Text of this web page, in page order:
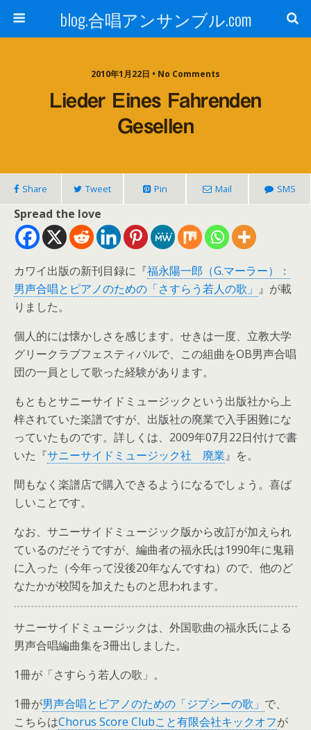
blog.合唱アンサンブル.com
2010年1月22日 • No Comments
Lieder Eines Fahrenden
Gesellen
Share Tweet Pin Mail SMS
Spread the love
カワイ出版の新刊目録に『福永陽一郎（G.マーラー）：
男声合唱とピアノのための「さすらう若人の歌」 』が載
りました。
個人的には懐かしさを感じます。せきは一度、立教大学
グリークラブフェスティバルで、この組曲をOB男声合唱
団の一員として歌った経験があります。
もともとサニーサイドミュージックという出版社から上
梓されていた楽譜ですが、出版社の廃業で入手困難にな
っていたものです。詳しくは、2009年07月22日付けで書
いた『サニーサイドミュージック社 廃業』を。
間もなく楽譜店で購入できるようになるでしょう。喜ば
しいことです。
なお、サニーサイドミュージック版から改訂が加えられ
ているのだそうですが、編曲者の福永氏は1990年に鬼籍
に入った（今年って没後20年なんですね）ので、他のど
なたかが校閲を加えたものと思われます。
サニーサイドミュージックは、外国歌曲の福永氏による
男声合唱編曲集を3冊出しました。
1冊が「さすらう若人の歌」。
1冊が男声合唱とピアノのための「ジプシーの歌」 で、
こちらはChorus Score Clubこと有限会社キックオフが